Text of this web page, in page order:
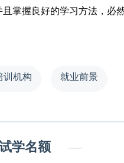
掌握良好的学习方法，必
训机构 就业前景
学名额 —